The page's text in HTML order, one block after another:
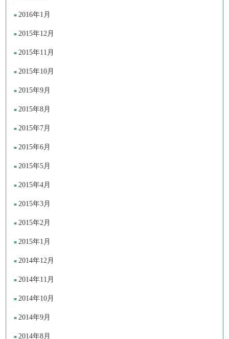
2016年1月
2015年12月
2015年11月
2015年10月
2015年9月
2015年8月
2015年7月
2015年6月
2015年5月
2015年4月
2015年3月
2015年2月
2015年1月
2014年12月
2014年11月
2014年10月
2014年9月
2014年8月